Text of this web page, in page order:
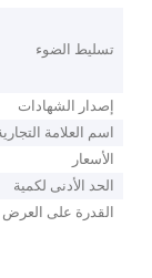
تسليط الضوء
إصدار الشهادات
اسم العلامة
الأسعار
الحد الأدنى لكمية
القدرة على العرض